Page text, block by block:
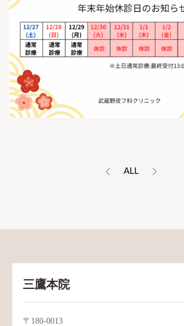
ALL
三鷹本院
〒180-0013